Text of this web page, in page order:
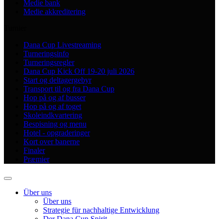
Medie bank
Medie akkreditering
Dana Cup Livestreaming
Turneringsinfo
Turneringsregler
Dana Cup Kick Off 19-20 juli 2026
Start og deltagergebyr
Transport til og fra Dana Cup
Hop på og af busser
Hop på og af toget
Skoleindkvartering
Bespisning og menu
Hotel - opgraderinger
Kort over banerne
Finaler
Præmier
Über uns
Über uns
Strategie für nachhaltige Entwicklung